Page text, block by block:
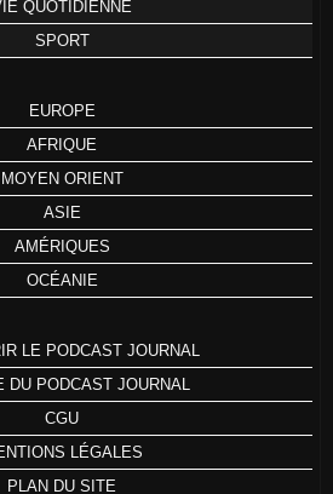
QUOTIDIENNE
SPORT
EUROPE
AFRIQUE
MOYEN ORIENT
ASIE
AMÉRIQUES
OCÉANIE
LE PODCAST JOURNAL
DU PODCAST JOURNAL
CGU
LÉGALES
PLAN DU SITE